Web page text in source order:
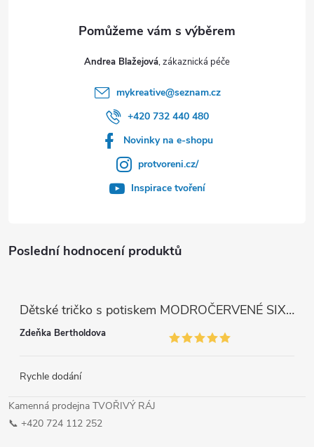
Poslední hodnocení produktů
Dětské tričko s potiskem MODROČERVENÉ SIX SEVEN 67
Zdeňka Bertholdova
Rychle dodání
Kamenná prodejna TVOŘIVÝ RÁJ
📞 +420 724 112 252
Andrea Blažejová
mykreative@seznam.cz
+420 732 440 480
Novinky na e-shopu
protvoreni.cz/
Inspirace tvoření